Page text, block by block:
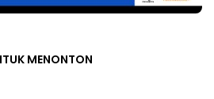
MENONTON